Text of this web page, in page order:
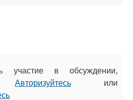
участие в обсуждении,
Авторизуйтесьили